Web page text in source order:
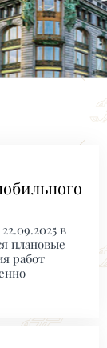
в
плановые
работ